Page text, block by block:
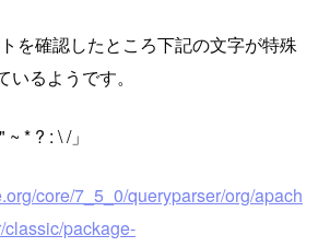
を確認したところ下記の文字が特殊
るようです。
~ * ? : \ /
core/7_5_0/queryparser/org/apach
package-